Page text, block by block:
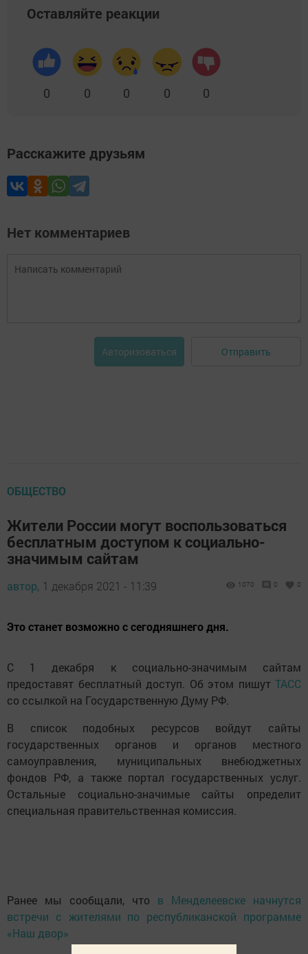
Оставляйте реакции
0 0 0 0 0
Расскажите друзьям
Нет комментариев
Авторизоваться Отправить
ОБЩЕСТВО
Жители России могут воспользоваться
бесплатным доступом к социально-
значимым сайтам
автор, 1 декабря 2021 - 11:39 1070 0 0
Это станет возможно с сегодняшнего дня.
С 1 декабря к социально-значимым сайтам
предоставят бесплатный доступ. Об этом пишут ТАСС
со ссылкой на Государственную Думу РФ.
В список подобных ресурсов войдут сайты
государственных органов и органов местного
самоуправления, муниципальных внебюджетных
фондов РФ, а также портал государственных услуг.
Остальные социально-значимые сайты определит
специальная правительственная комиссия.
Ранее мы сообщали, что в Менделеевске начнутся
встречи с жителями по республиканской программе
«Наш двор»